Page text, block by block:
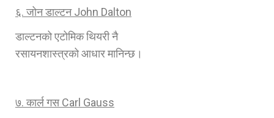
६. जोन डाल्टनJohn Dalton
डाल्टनको एटोमिक थियरी नै
रसायनशास्‍त्रको आधार मानिन्छ।
७. कार्ल गसCarl Gauss